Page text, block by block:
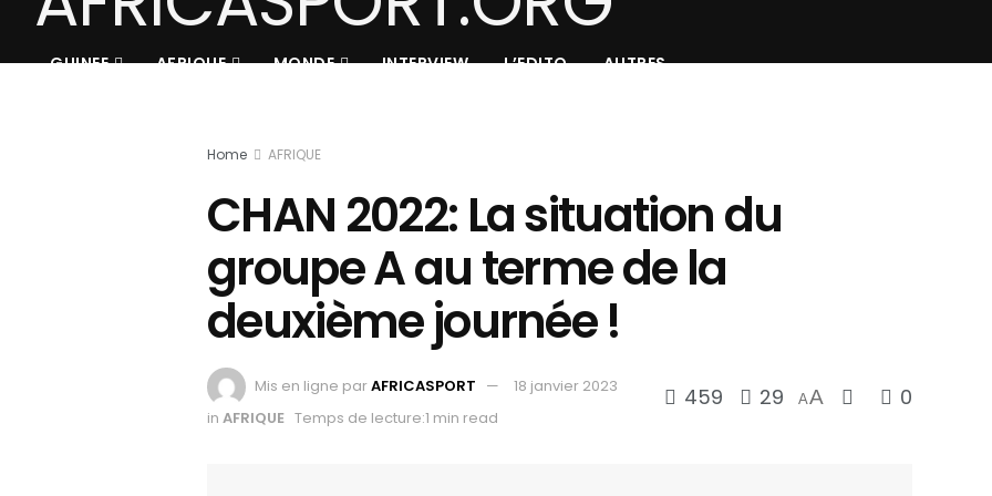
GUINEE AFRIQUE MONDE INTERVIEW L’EDITO AUTRES
Home AFRIQUE
CHAN 2022: La situation du
groupe A au terme de la
deuxième journée !
Mis en ligne parAFRICASPORT
18 janvier 2023
in AFRIQUE Temps de lecture:1 min read
459 29 AA 0